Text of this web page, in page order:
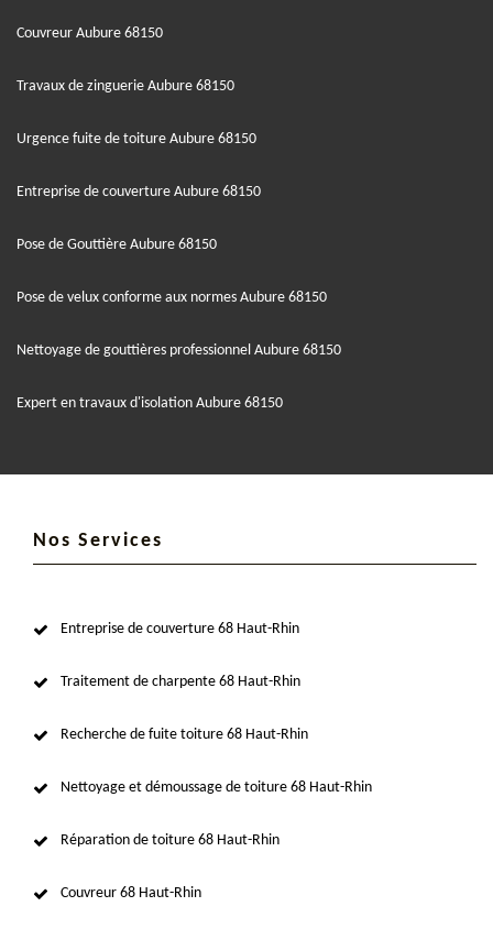
Couvreur Aubure 68150
Travaux de zinguerie Aubure 68150
Urgence fuite de toiture Aubure 68150
Entreprise de couverture Aubure 68150
Pose de Gouttière Aubure 68150
Pose de velux conforme aux normes Aubure 68150
Nettoyage de gouttières professionnel Aubure 68150
Expert en travaux d'isolation Aubure 68150
Nos Services
Entreprise de couverture 68 Haut-Rhin
Traitement de charpente 68 Haut-Rhin
Recherche de fuite toiture 68 Haut-Rhin
Nettoyage et démoussage de toiture 68 Haut-Rhin
Réparation de toiture 68 Haut-Rhin
Couvreur 68 Haut-Rhin